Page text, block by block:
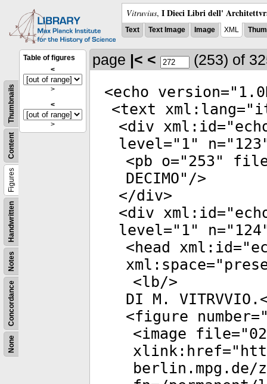
Vitruvius, I Dieci Libri dell'
Text Text Image Image XML
None
Concordance
Notes
Handwritten
Figures
Content
Thumbnails
Table of figures
<
>
<
>
page |< < (253) of
<echo version="
<text xml:lang="
<div xml:id="
level=" 1" n=" 123
<pb o="253"
DECIMO"/>
</div>
<div xml:id="
level=" 1" n=" 124
<head xml:id="
xml:space="
<lb/>
DI M.
<figure number
<image file="
xlink:href="
berlin.mpg.de/